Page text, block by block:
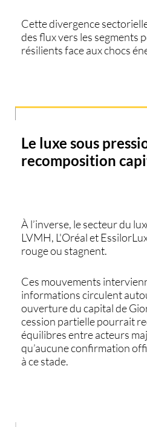
Cette divergence
des flux vers les segments
résilients face aux chocs
Le luxe sous
recomposition
À l’inverse, le secteur du
LVMH, L'Oréalet
rouge ou stagnent.
Ces mouvements
informations circulent
ouverture du capital de
cession partielle pourrait
équilibres entre acteurs
qu’aucune confirmation
à ce stade.